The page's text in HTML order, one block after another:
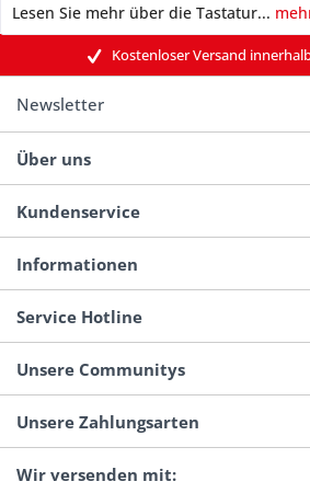
Lesen Sie mehr über die Tastatur...
Kostenloser Versand
Newsletter
Über uns
Kundenservice
Informationen
Service Hotline
Unsere Communitys
Unsere Zahlungsarten
Wir versenden mit: